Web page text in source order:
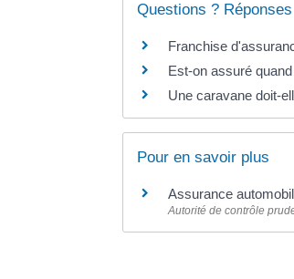
Questions ?
Franchise
Est-on assuré
Une caravane doit-
Pour en savoir plus
Assurance
Autorité de contrôle